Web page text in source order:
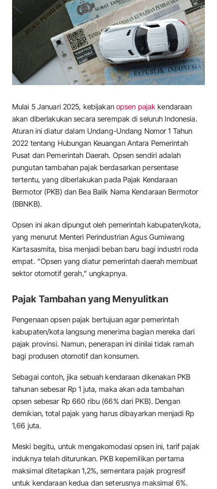
Mulai 5 Januari 2025, kebijakan opsen pajak kendaraan
akan diberlakukan secara serempak di seluruh Indonesia.
Aturan ini diatur dalam Undang-Undang Nomor 1 Tahun
2022 tentang Hubungan Keuangan Antara Pemerintah
Pusat dan Pemerintah Daerah. Opsen sendiri adalah
pungutan tambahan pajak berdasarkan persentase
tertentu, yang diberlakukan pada Pajak Kendaraan
Bermotor (PKB) dan Bea Balik Nama Kendaraan Bermotor
(BBNKB).
Opsen ini akan dipungut oleh pemerintah kabupaten/kota,
yang menurut Menteri Perindustrian Agus Gumiwang
Kartasasmita, bisa menjadi beban baru bagi industri roda
empat. “Opsen yang diatur pemerintah daerah membuat
sektor otomotif gerah,” ungkapnya.
Pajak Tambahan yang Menyulitkan
Pengenaan opsen pajak bertujuan agar pemerintah
kabupaten/kota langsung menerima bagian mereka dari
pajak provinsi. Namun, penerapan ini dinilai tidak ramah
bagi produsen otomotif dan konsumen.
Sebagai contoh, jika sebuah kendaraan dikenakan PKB
tahunan sebesar Rp 1 juta, maka akan ada tambahan
opsen sebesar Rp 660 ribu (66% dari PKB). Dengan
demikian, total pajak yang harus dibayarkan menjadi Rp
1,66 juta.
Meski begitu, untuk mengakomodasi opsen ini, tarif pajak
induknya telah diturunkan. PKB kepemilikan pertama
maksimal ditetapkan 1,2%, sementara pajak progresif
untuk kendaraan kedua dan seterusnya maksimal 6%.